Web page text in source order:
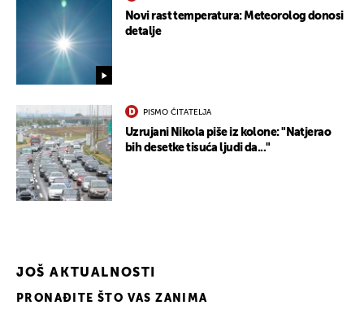
Novi rast temperatura: Meteorolog donosi
detalje
PISMO ČITATELJA
Uzrujani Nikola piše iz kolone: "Natjerao
bih desetke tisuća ljudi da..."
JOŠ AKTUALNOSTI
PRONAĐITE ŠTO VAS ZANIMA